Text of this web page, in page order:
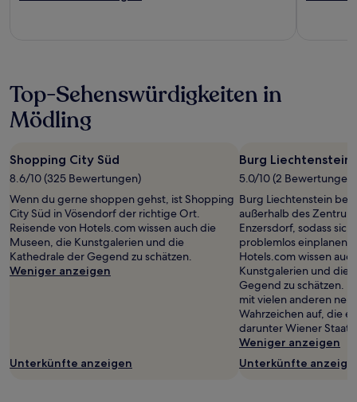
Top-Sehenswürdigkeiten in
Mödling
Shopping City Süd
8.6/10 (325 Bewertungen)
Wenn du gerne shoppen gehst, ist Shopping
City Süd in Vösendorf der richtige Ort.
Reisende von Hotels.com wissen auch die
Museen, die Kunstgalerien und die
Kathedrale der Gegend zu schätzen.
Weniger anzeigen
Unterkünfte anzeigen
Burg Liechtenstein
5.0/10 (2 Bewertungen)
Burg Liechtenstein
außerhalb des
Enzersdorf, sodass
problemlos einplanen
Hotels.com wissen
Kunstgalerien und die
Gegend zu schätzen.
mit vielen anderen
Wahrzeichen auf, die
darunter Wiener
Weniger anzeigen
Unterkünfte